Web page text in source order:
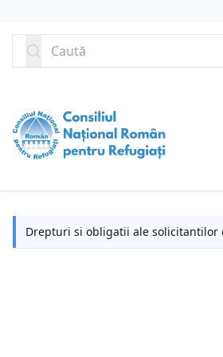
Caută
Drepturi si obligatii ale solicitantilor